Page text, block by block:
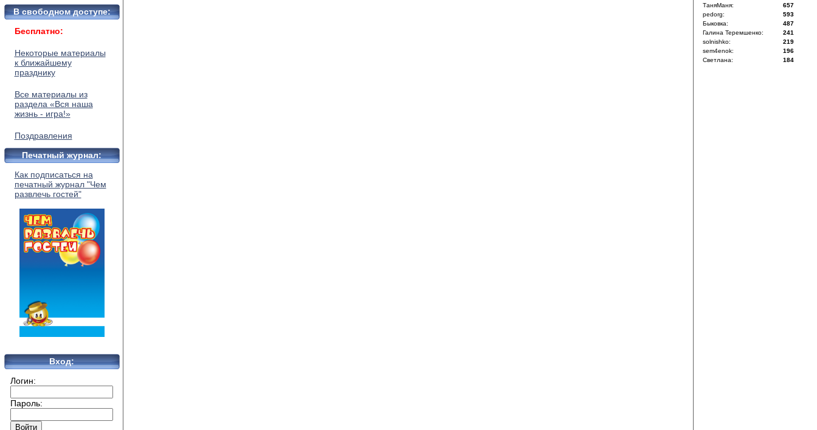
В свободном доступе:
Бесплатно:
Некоторые материалы
к ближайшему
празднику
Все материалы из
раздела «Вся наша
жизнь - игра!»
Поздравления
Печатный журнал:
Как подписаться на
печатный журнал "Чем
развлечь гостей"
Вход:
Логин:
Пароль:
ТаняМаня:
657
pedorg:
593
Быковка:
487
Галина Теремшенко:
241
solnishko:
219
sem4enok:
196
Светлана:
184